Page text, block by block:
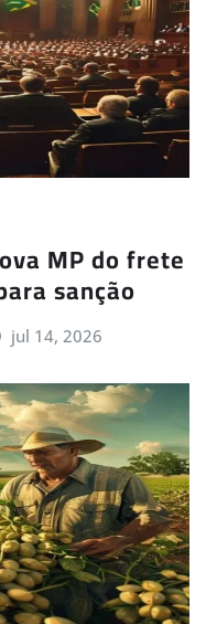
MP do frete
sanção
jul 14, 2026